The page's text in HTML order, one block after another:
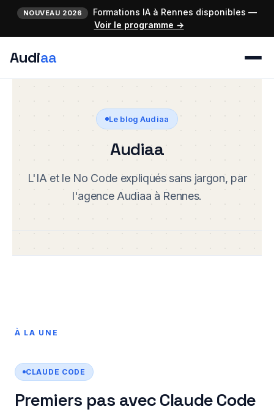
NOUVEAU 2026
Formations IA à Rennes disponibles —
Voir le programme →
Audiaa
Le blog Audiaa
Audiaa
L'IA et le No Code expliqués sans jargon, par
l'agence Audiaa à Rennes.
CLAUDE CODE
Premiers pas avec Claude Code